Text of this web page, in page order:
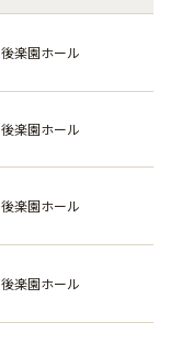
後楽園ホール
後楽園ホール
後楽園ホール
後楽園ホール